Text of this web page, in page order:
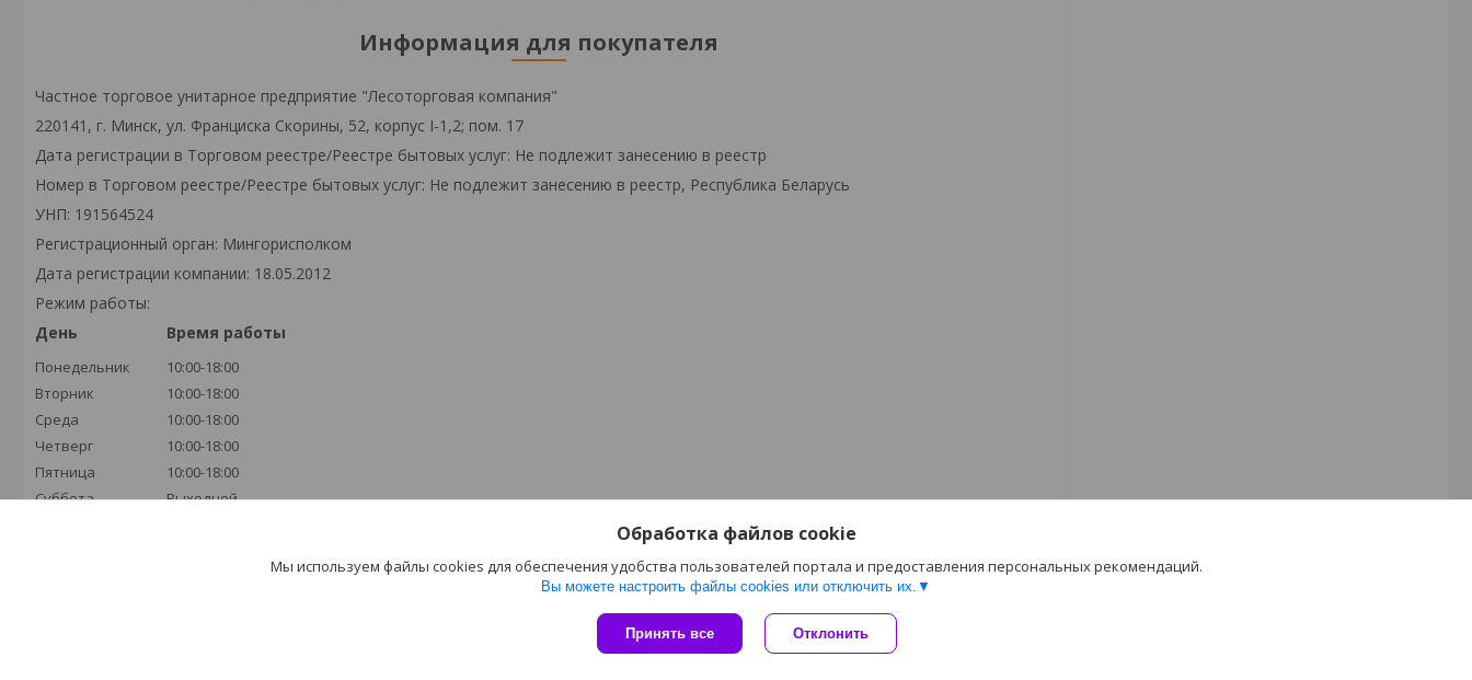
Информация для покупателя
Частное торговое унитарное предприятие "Лесоторговая компания"
220141, г. Минск, ул. Франциска Скорины, 52, корпус I-1,2; пом. 17
Дата регистрации в Торговом реестре/Реестре бытовых услуг: Не подлежит занесению в реестр
Номер в Торговом реестре/Реестре бытовых услуг: Не подлежит занесению в реестр, Республика Беларусь
УНП: 191564524
Регистрационный орган: Мингорисполком
Дата регистрации компании: 18.05.2012
Режим работы:
День
Время работы
Понедельник
10:00-18:00
Вторник
10:00-18:00
Среда
10:00-18:00
Четверг
10:00-18:00
Пятница
10:00-18:00
Суббота
Выходной
Сайт создан на платформе Deal.by
Политика обработки файлов cookies
Обработка файлов cookie
Мы используем файлы cookies для обеспечения удобства пользователей портала и предоставления персональных рекомендаций.
Вы можете настроить файлы cookies или отключить их.
Принять все Отклонить